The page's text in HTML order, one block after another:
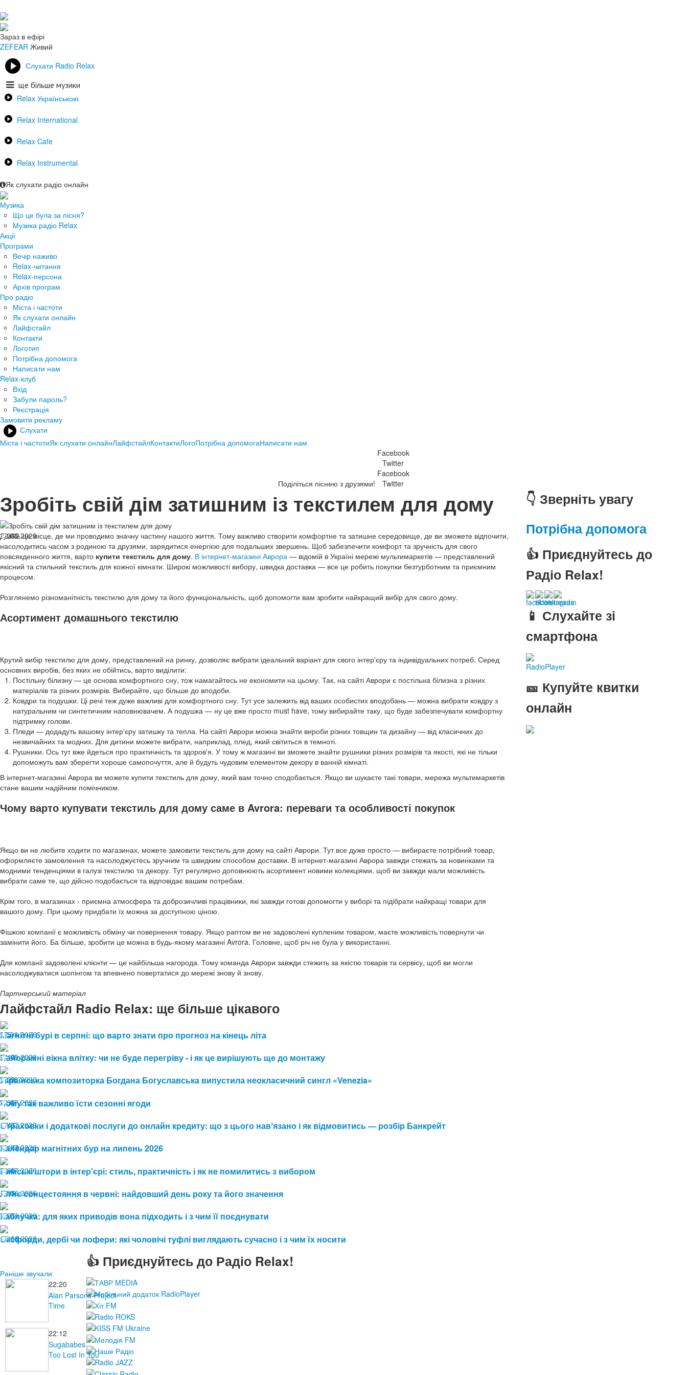
Зараз в ефірі
ZEFEAR Живий
Раніше звучали
22:20
Alan Parsons Project
Time
22:12
Sugababes
Too Lost In You
Слухати Radio Relax
ще більше музики
Relax Українською
Relax International
Relax Cafe
Relax Instrumental
Як слухати радіо онлайн
Музика
Що це була за пісня?
Музика радіо Relax
Акції
Програми
Вечір наживо
Relax-читання
Relax-персона
Архів програм
Про радіо
Міста і частоти
Як слухати онлайн
Лайфстайл
Контакти
Логотип
Потрібна допомога
Написати нам
Relax-клуб
Вхід
Забули пароль?
Реєстрація
Замовити рекламу
Слухати
Міста і частотиЯк слухати онлайнЛайфстайлКонтактиЛогоПотрібна допомогаНаписати нам
Поділіться піснею з друзями!
Facebook
Twitter
Facebook
Twitter
Зробіть свій дім затишним із текстилем для дому
22.05.2023
362
Дім — це місце, де ми проводимо значну частину нашого життя. Тому важливо створити комфортне та затишне середовище, де ви зможете відпочити,
насолодитись часом з родиною та друзями, зарядитися енергією для подальших звершень. Щоб забезпечити комфорт та зручність для свого
повсякденного життя, варто купити текстиль для дому. В інтернет-магазині Аврора — відомій в Україні мережі мультимаркетів — представлений
якісний та стильний текстиль для кожної кімнати. Широкі можливості вибору, швидка доставка — все це робить покупки безтурботним та приємним
процесом.
Розглянемо різноманітність текстилю для дому та його функціональність, щоб допомогти вам зробити найкращий вибір для свого дому.
Асортимент домашнього текстилю
Крутий вибір текстилю для дому, представлений на ринку, дозволяє вибрати ідеальний варіант для свого інтер'єру та індивідуальних потреб. Серед
основних виробів, без яких не обійтись, варто виділити:
Постільну білизну — це основа комфортного сну, тож намагайтесь не економити на цьому. Так, на сайті Аврори є постільна білизна з різних
матеріалів та різних розмірів. Вибирайте, що більше до вподоби.
Ковдри та подушки. Ці речі теж дуже важливі для комфортного сну. Тут усе залежить від ваших особистих вподобань — можна вибрати ковдру з
натуральним чи синтетичним наповнювачем. А подушка — ну це вже просто must have, тому вибирайте таку, що буде забезпечувати комфортну
підтримку голови.
Пледи — додадуть вашому інтер'єру затишку та тепла. На сайті Аврори можна знайти вироби різних товщин та дизайну — від класичних до
незвичайних та модних. Для дитини можете вибрати, наприклад, плед, який світиться в темноті.
Рушники. Ось тут вже йдеться про практичність та здоров'я. У тому ж магазині ви зможете знайти рушники різних розмірів та якості, які не тільки
допоможуть вам зберегти хороше самопочуття, але й будуть чудовим елементом декору в ванній кімнаті.
В інтернет-магазині Аврора ви можете купити текстиль для дому, який вам точно сподобається. Якщо ви шукаєте такі товари, мережа мультимаркетів
стане вашим надійним помічником.
Чому варто купувати текстиль для дому саме в Avrora: переваги та особливості покупок
Якщо ви не любите ходити по магазинах, можете замовити текстиль для дому на сайті Аврори. Тут все дуже просто — вибираєте потрібний товар,
оформляєте замовлення та насолоджуєтесь зручним та швидким способом доставки. В інтернет-магазині Аврора завжди стежать за новинками та
модними тенденціями в галузі текстилю та декору. Тут регулярно доповнюють асортимент новими колекціями, щоб ви завжди мали можливість
вибрати саме те, що дійсно подобається та відповідає вашим потребам.
Крім того, в магазинах - приємна атмосфера та доброзичливі працівники, які завжди готові допомогти у виборі та підібрати найкращі товари для
вашого дому. При цьому придбати їх можна за доступною ціною.
Фішкою компанії є можливість обміну чи повернення товару. Якщо раптом ви не задоволені купленим товаром, маєте можливість повернути чи
замінити його. Ба більше, зробити це можна в будь-якому магазині Avrora. Головне, щоб річ не була у використанні.
Для компанії задоволені клієнти — це найбільша нагорода. Тому команда Аврори завжди стежить за якістю товарів та сервісу, щоб ви могли
насолоджуватися шопінгом та впевнено повертатися до мережі знову й знову.
Партнерський матеріал
Лайфстайл Radio Relax: ще більше цікавого
07.08.2026
5
Магнітні бурі в серпні: що варто знати про прогноз на кінець літа
04.08.2026
13
Панорамні вікна влітку: чи не буде перегріву - і як це вирішують ще до монтажу
03.08.2026
29
Українська композиторка Богдана Богуславська випустила неокласичний сингл «Venezia»
24.07.2026
30
Чому так важливо їсти сезонні ягоди
17.07.2026
47
Страховки і додаткові послуги до онлайн кредиту: що з цього навʼязано і як відмовитись — розбір Банкрейт
13.07.2026
149
Календар магнітних бур на липень 2026
08.07.2026
60
Римські штори в інтер'єрі: стиль, практичність і як не помилитись з вибором
19.06.2026
85
Літнє сонцестояння в червні: найдовший день року та його значення
19.06.2026
91
Каблучка: для яких приводів вона підходить і з чим її поєднувати
15.06.2026
116
Оксфорди, дербі чи лофери: які чоловічі туфлі виглядають сучасно і з чим їх носити
👇 Зверніть увагу
Потрібна допомога
👍 Приєднуйтесь до
Радіо Relax!
📱 Слухайте зі
смартфона
RadioPlayer
🎫 Купуйте квитки
онлайн
👍 Приєднуйтесь до Радіо Relax!